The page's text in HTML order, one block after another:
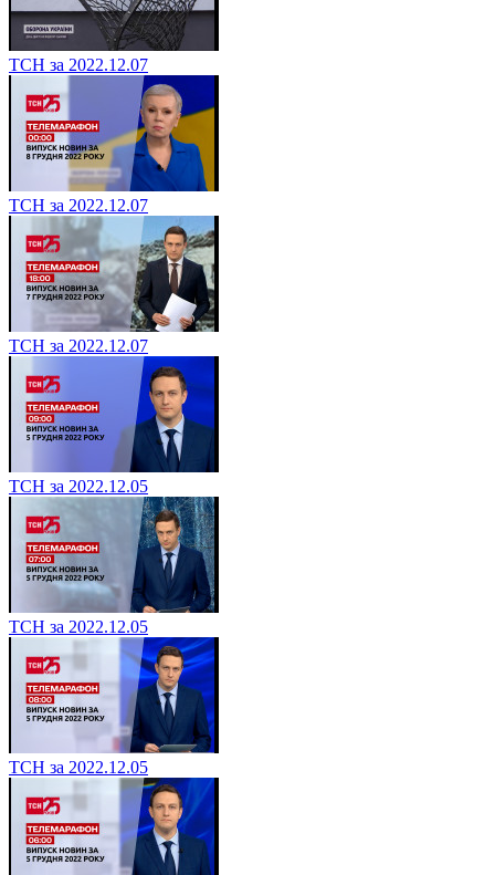
ТСН за 2022.12.07
ТСН за 2022.12.07
ТСН за 2022.12.07
ТСН за 2022.12.05
ТСН за 2022.12.05
ТСН за 2022.12.05